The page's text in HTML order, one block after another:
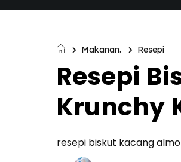
Makanan. Resepi
Resepi
Krunchy
resepi biskut kacang